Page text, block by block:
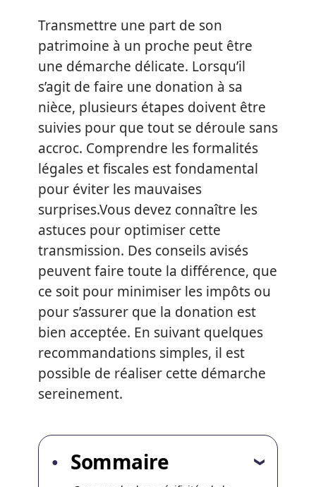
Transmettre une part de son
patrimoine à un proche peut être
une démarche délicate. Lorsqu’il
s’agit de faire une donation à sa
nièce, plusieurs étapes doivent être
suivies pour que tout se déroule sans
accroc. Comprendre les formalités
légales et fiscales est fondamental
pour éviter les mauvaises
surprises.Vous devez connaître les
astuces pour optimiser cette
transmission. Des conseils avisés
peuvent faire toute la différence, que
ce soit pour minimiser les impôts ou
pour s’assurer que la donation est
bien acceptée. En suivant quelques
recommandations simples, il est
possible de réaliser cette démarche
sereinement.
Sommaire